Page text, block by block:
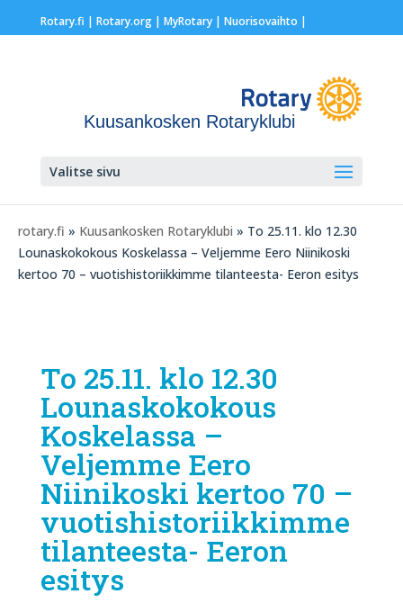
Rotary.fi | Rotary.org| MyRotary | Nuorisovaihto |
Kuusankosken Rotaryklubi
Valitse sivu
rotary.fi » Kuusankosken Rotaryklubi » To 25.11. klo 12.30
Lounaskokokous Koskelassa – Veljemme Eero Niinikoski
kertoo 70 – vuotishistoriikkimme tilanteesta- Eeron esitys
To 25.11. klo 12.30
Lounaskokokous
Koskelassa –
Veljemme Eero
Niinikoski kertoo 70 –
vuotishistoriikkimme
tilanteesta- Eeron
esitys